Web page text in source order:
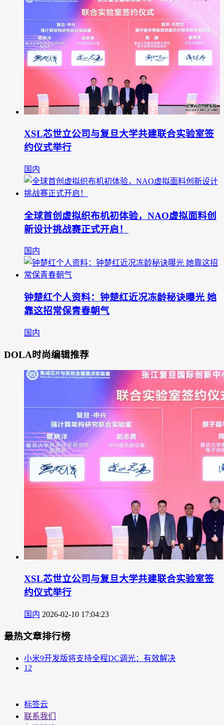
XSL芯世立公司与复旦大学共建联合实验室签
约仪式举行
国内
全球首创虚拟织布机初体验，NAO虚拟面料创
新设计挑战赛正式开启！
国内
钟楚红个人资料：钟楚红近况冻龄秘诀曝光 她
靠这招常保青春朝气
国内
DOLA时尚编辑推荐
XSL芯世立公司与复旦大学共建联合实验室签
约仪式举行
国内 2026-02-10 17:04:23
最热文章排行榜
小米9开发版将支持全程DC调光：有效解决
12
标签云
联系我们